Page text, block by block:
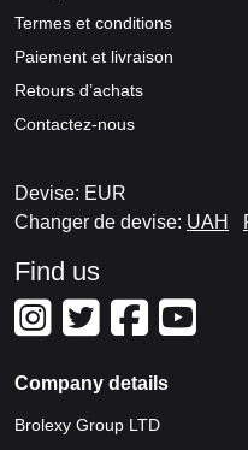
Termes et conditions
Paiement et livraison
Retours d’achats
Contactez-nous
Devise: EUR
Changer de devise: UAH
Find us
Company details
Brolexy Group LTD